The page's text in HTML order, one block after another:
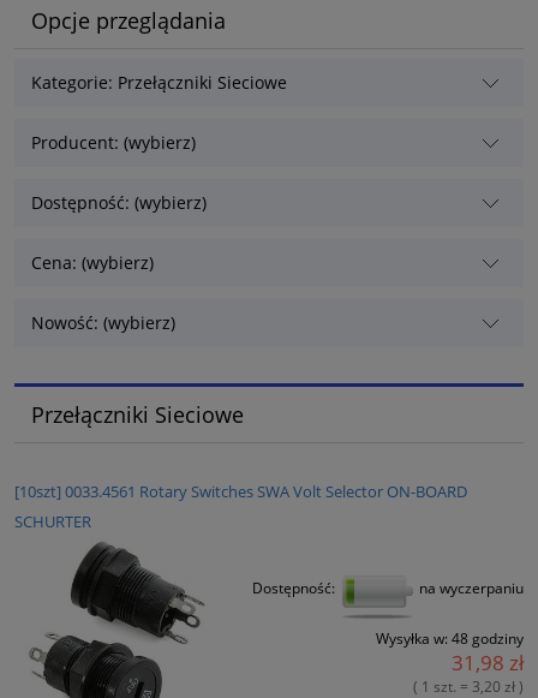
Opcje przeglądania
Kategorie: Przełączniki Sieciowe
Producent: (wybierz)
Dostępność: (wybierz)
Cena: (wybierz)
Nowość: (wybierz)
Przełączniki Sieciowe
[10szt] 0033.4561 Rotary Switches SWA Volt Selector ON-BOARD
SCHURTER
Dostępność: na wyczerpaniu
Wysyłka w: 48 godziny
31,98 zł
( 1 szt. = 3,20 zł )